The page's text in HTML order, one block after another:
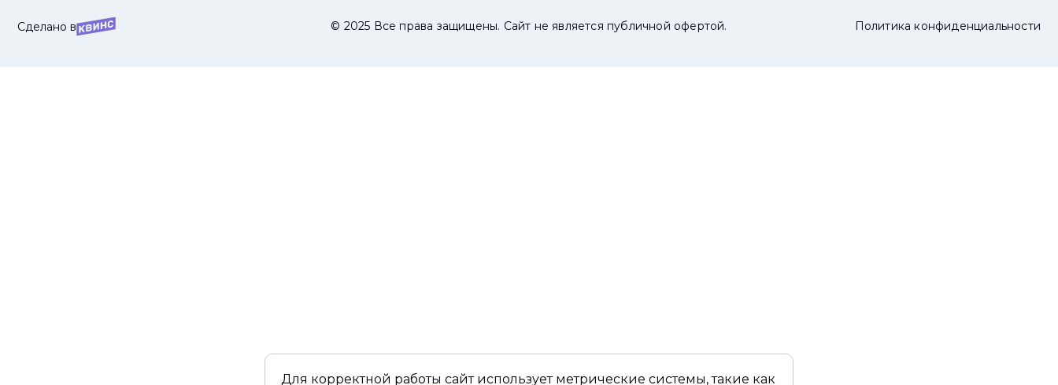
Сделано в © 2025 Все права защищены. Сайт не является публичной офертой. Политика конфиденциальности
Для корректной работы сайт использует метрические системы, такие как